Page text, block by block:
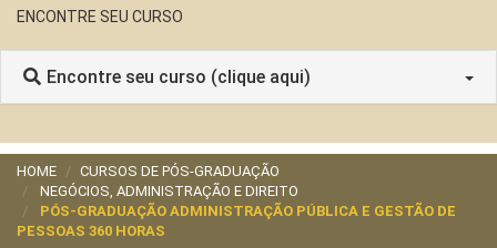
ENCONTRE SEU CURSO
Encontre seu curso (clique aqui)
HOME
CURSOS DE PÓS-GRADUAÇÃO
NEGÓCIOS, ADMINISTRAÇÃO E DIREITO
PÓS-GRADUAÇÃO ADMINISTRAÇÃO PÚBLICA E GESTÃO DE
PESSOAS 360 HORAS